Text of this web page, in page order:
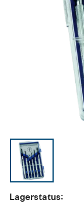
Lagerstatus: